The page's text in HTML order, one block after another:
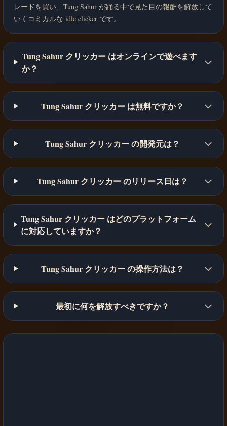
レードを買い、Tung Sahur が踊る中で見た目の報酬を解放して
いくコミカルな idle clicker です。
Tung Sahur クリッカー はオンラインで遊べます
か？
Tung Sahur クリッカー は無料ですか？
Tung Sahur クリッカー の開発元は？
Tung Sahur クリッカー のリリース日は？
Tung Sahur クリッカー はどのプラットフォーム
に対応していますか？
Tung Sahur クリッカー の操作方法は？
最初に何を解放すべきですか？